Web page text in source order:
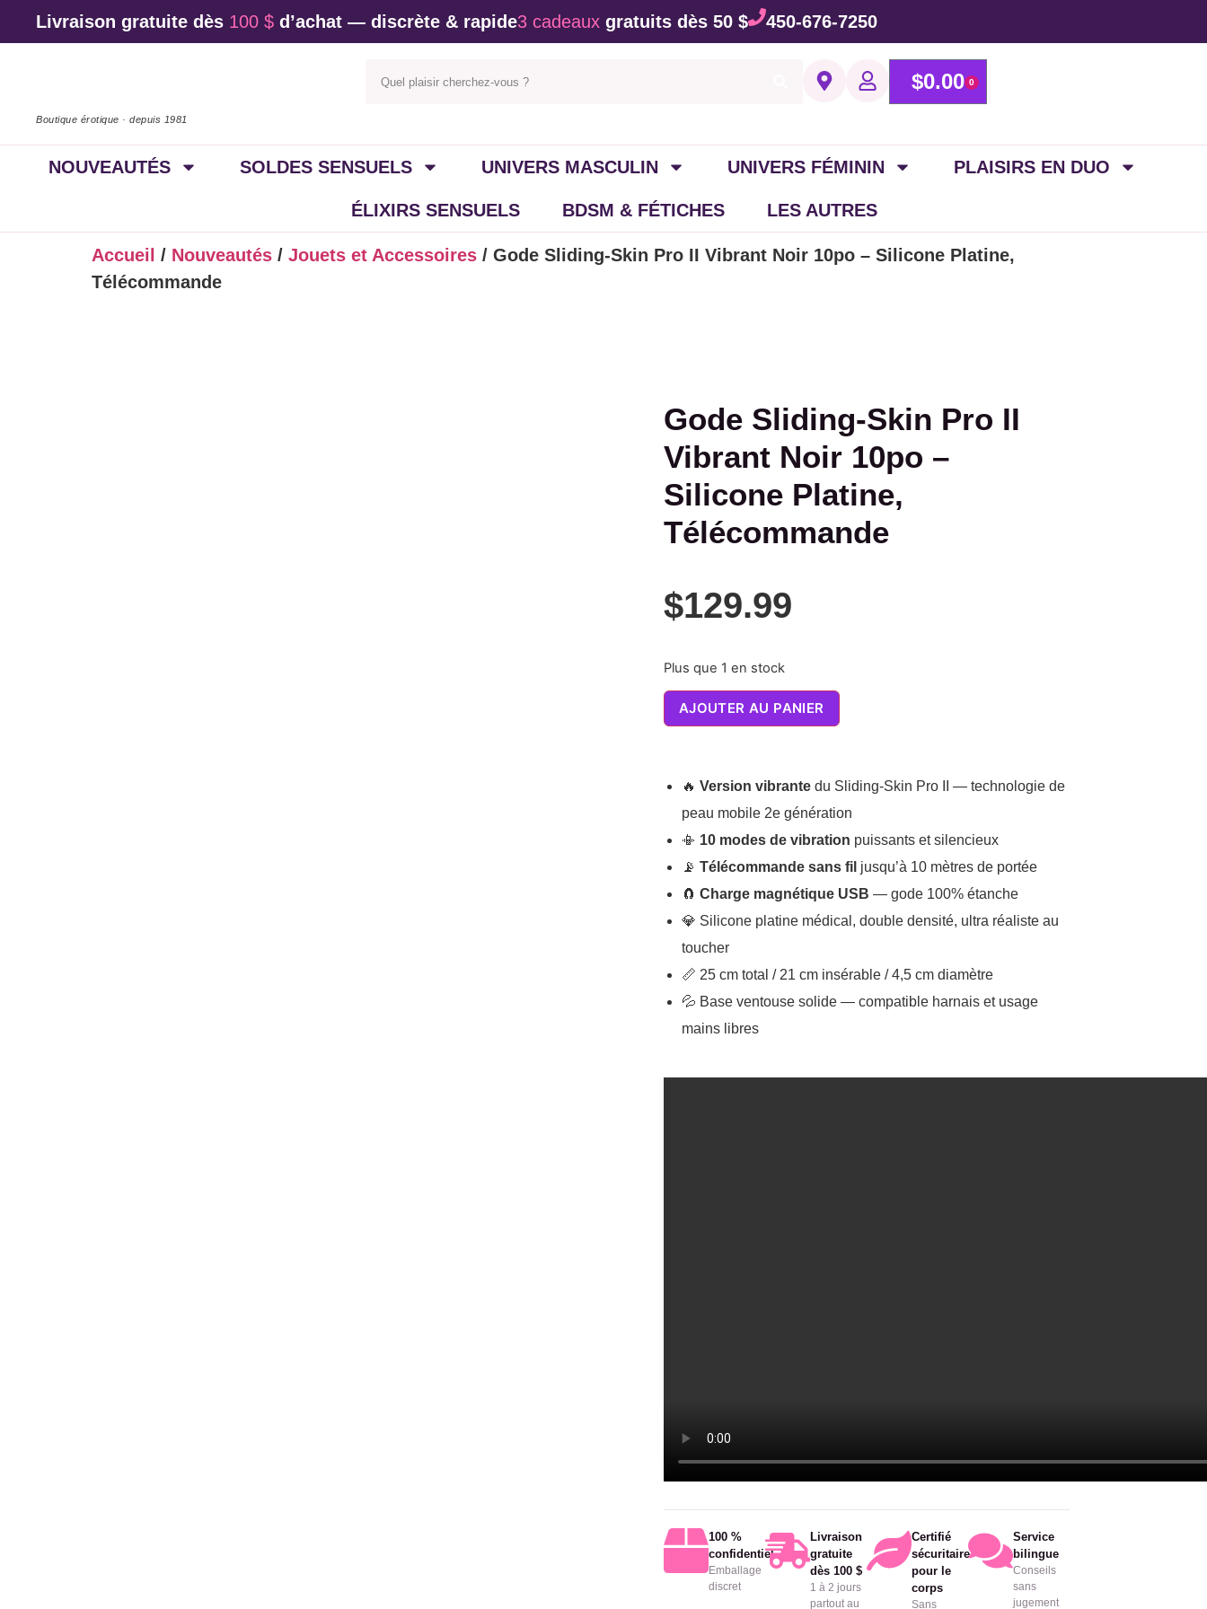
Livraison gratuite dès 100 $ d’achat — discrète & rapide3 cadeaux gratuits dès 50 $ 450-676-7250
Boutique érotique · depuis 1981
$0.00 0
NOUVEAUTÉS SOLDES SENSUELS UNIVERS MASCULIN UNIVERS FÉMININ PLAISIRS EN DUO
ÉLIXIRS SENSUELS BDSM & FÉTICHES LES AUTRES
Accueil / Nouveautés / Jouets et Accessoires / Gode Sliding-Skin Pro II Vibrant Noir 10po – Silicone Platine,
Télécommande
Gode Sliding-Skin Pro II
Vibrant Noir 10po –
Silicone Platine,
Télécommande
$129.99
Plus que 1 en stock
AJOUTER AU PANIER
🔥 Version vibrantedu Sliding-Skin Pro II — technologie de
peau mobile 2e génération
📳 10 modes de vibration puissants et silencieux
📡 Télécommande sans fil jusqu’à 10 mètres de portée
🧲 Charge magnétique USB — gode 100% étanche
💎 Silicone platine médical, double densité, ultra réaliste au
toucher
📏 25 cm total / 21 cm insérable / 4,5 cm diamètre
💦 Base ventouse solide — compatible harnais et usage
mains libres
100 %
confidentiel
Emballage
discret
Livraison
gratuite
dès 100 $
1 à 2 jours
partout au
Certifié
sécuritaire
pour le
corps
Sans
Service
bilingue
Conseils
sans
jugement